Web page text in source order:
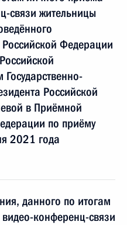
связи жительницы
Федерации
Российской
в Приёмной
по приёму
2021 года
данного по итогам
конференц-связи